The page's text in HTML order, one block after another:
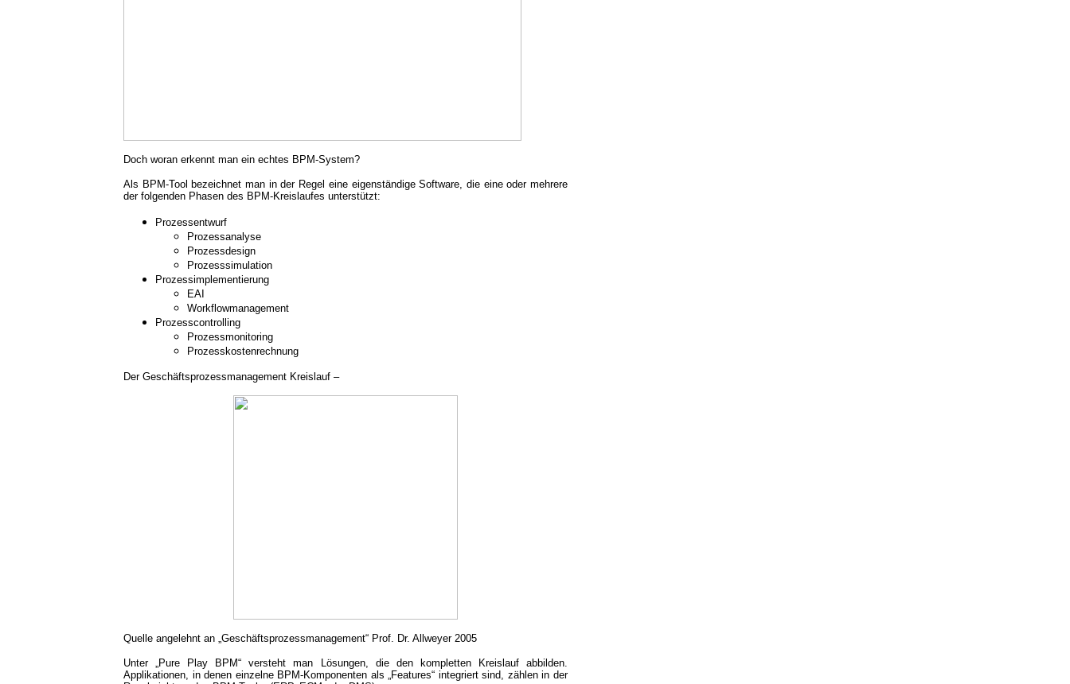
Doch woran erkennt man ein echtes BPM-System?
Als BPM-Tool bezeichnet man in der Regel eine eigenständige Software, die eine oder mehrere
der folgenden Phasen des BPM-Kreislaufes unterstützt:
Prozessentwurf
Prozessanalyse
Prozessdesign
Prozesssimulation
Prozessimplementierung
EAI
Workflowmanagement
Prozesscontrolling
Prozessmonitoring
Prozesskostenrechnung
Der Geschäftsprozessmanagement Kreislauf –
Quelle angelehnt an „Geschäftsprozessmanagement“ Prof. Dr. Allweyer 2005
Unter „Pure Play BPM“ versteht man Lösungen, die den kompletten Kreislauf abbilden.
Applikationen, in denen einzelne BPM-Komponenten als „Features“ integriert sind, zählen in der